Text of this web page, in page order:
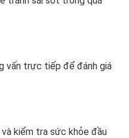
vấn trực tiếp để đánh giá
kiểm tra sức khỏe đầu